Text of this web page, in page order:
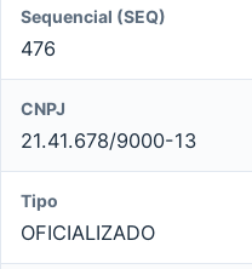
Sequencial (SEQ)
476
CNPJ
21.41.678/9000-13
Tipo
OFICIALIZADO